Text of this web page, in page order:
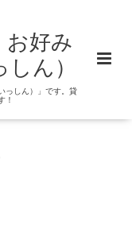
お好み
ん）
っしん）」です。貸
！